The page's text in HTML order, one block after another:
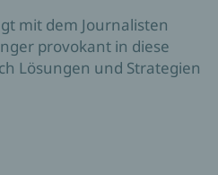
mit dem Journalisten
provokant in diese
Lösungen und Strategien
aus der Misere